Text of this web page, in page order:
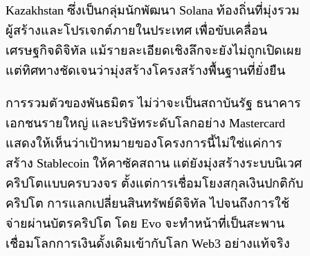
Kazakhstan ซึ่งเป็นกลุ่มนักพัฒนา Solana ท้องถิ่นที่มุ่งรวม
ผู้สร้างและโปรเจกต์ภายในประเทศ เพื่อขับเคลื่อน
เศรษฐกิจดิจิทัล แม้รายละเอียดเชิงลึกจะยังไม่ถูกเปิดเผย
แต่ทิศทางชัดเจนว่ามุ่งสร้างโครงสร้างพื้นฐานที่ยั่งยืน
การรวมตัวของพันธมิตร ไม่ว่าจะเป็นสถาบันรัฐ ธนาคาร
เอกชนรายใหญ่ และบริษัทระดับโลกอย่าง Mastercard
แสดงให้เห็นว่าเป้าหมายของโครงการนี้ไม่ใช่แค่การ
สร้าง Stablecoin ให้คาซัคสถาน แต่ยังมุ่งสร้างระบบนิเวศ
คริปโตแบบครบวงจร ตั้งแต่การเชื่อมโยงสกุลเงินปกติกับ
คริปโต การแลกเปลี่ยนสินทรัพย์ดิจิทัล ไปจนถึงการใช้
จ่ายผ่านบัตรคริปโต โดย Evo จะทำหน้าที่เป็นสะพาน
เชื่อมโลกการเงินดั้งเดิมเข้ากับโลก Web3 อย่างแท้จริง